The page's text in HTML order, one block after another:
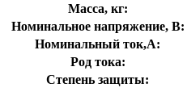
Масса, кг:
Номинальное напряжение, В:
Номинальный ток,А:
Род тока:
Степень защиты: